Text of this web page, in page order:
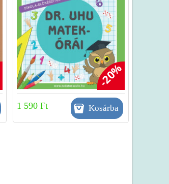
-20%
1 590 Ft